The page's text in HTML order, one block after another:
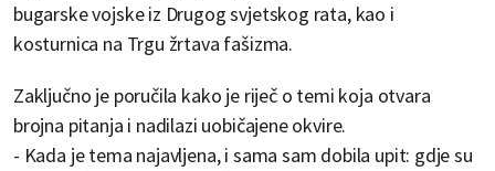
bugarske vojske iz Drugog svjetskog rata, kao i
kosturnica na Trgu žrtava fašizma.
Zaključno je poručila kako je riječ o temi koja otvara
brojna pitanja i nadilazi uobičajene okvire.
- Kada je tema najavljena, i sama sam dobila upit: gdje su